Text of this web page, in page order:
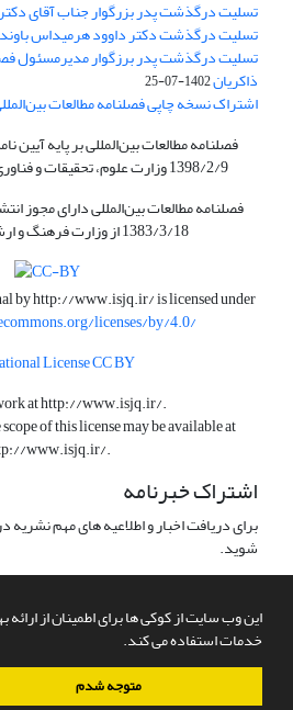
این وب سایت از کوکی ها برای اطمینان از ارائه
خدمات استفاده می کند.
متوجه شدم
تسلیت درگذشت پدر بزرگوار جناب آقای دکتر
تسلیت درگذشت دکتر داوود هرمیداس باوند
تسلیت درگذشت پدر برزگوار مدیرمسئول
ذاکریان1402-07-25
اشتراک نسخه چاپی فصلنامه مطالعات
1398/2/9 وزارت علوم، تحقیقات و فناوری، یک نشریه علمی است
1383/3/18 از وزارت فرهنگ و ارشاد اسلامی است
byhttp://www.isjq.ir/is licensed under
licenses/by/4.0/
License CC BY
athttp://www.isjq.ir/.
of this license may be available at
www.isjq.ir/.
اشتراک خبرنامه
برای دریافت اخبار و اطلاعیه های مهم
شوید.